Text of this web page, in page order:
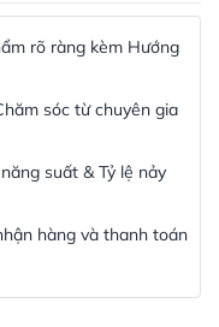
rõ ràng kèm Hướng
sóc từ chuyên gia
suất & Tỷ lệ nảy
hàng và thanh toán